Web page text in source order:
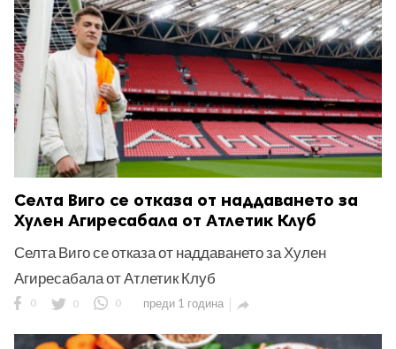
Селта Виго се отказа от наддаването за
Хулен Агиресабала от Атлетик Клуб
Селта Виго се отказа от наддаването за Хулен
Агиресабала от Атлетик Клуб
0 0 0 преди 1 година 